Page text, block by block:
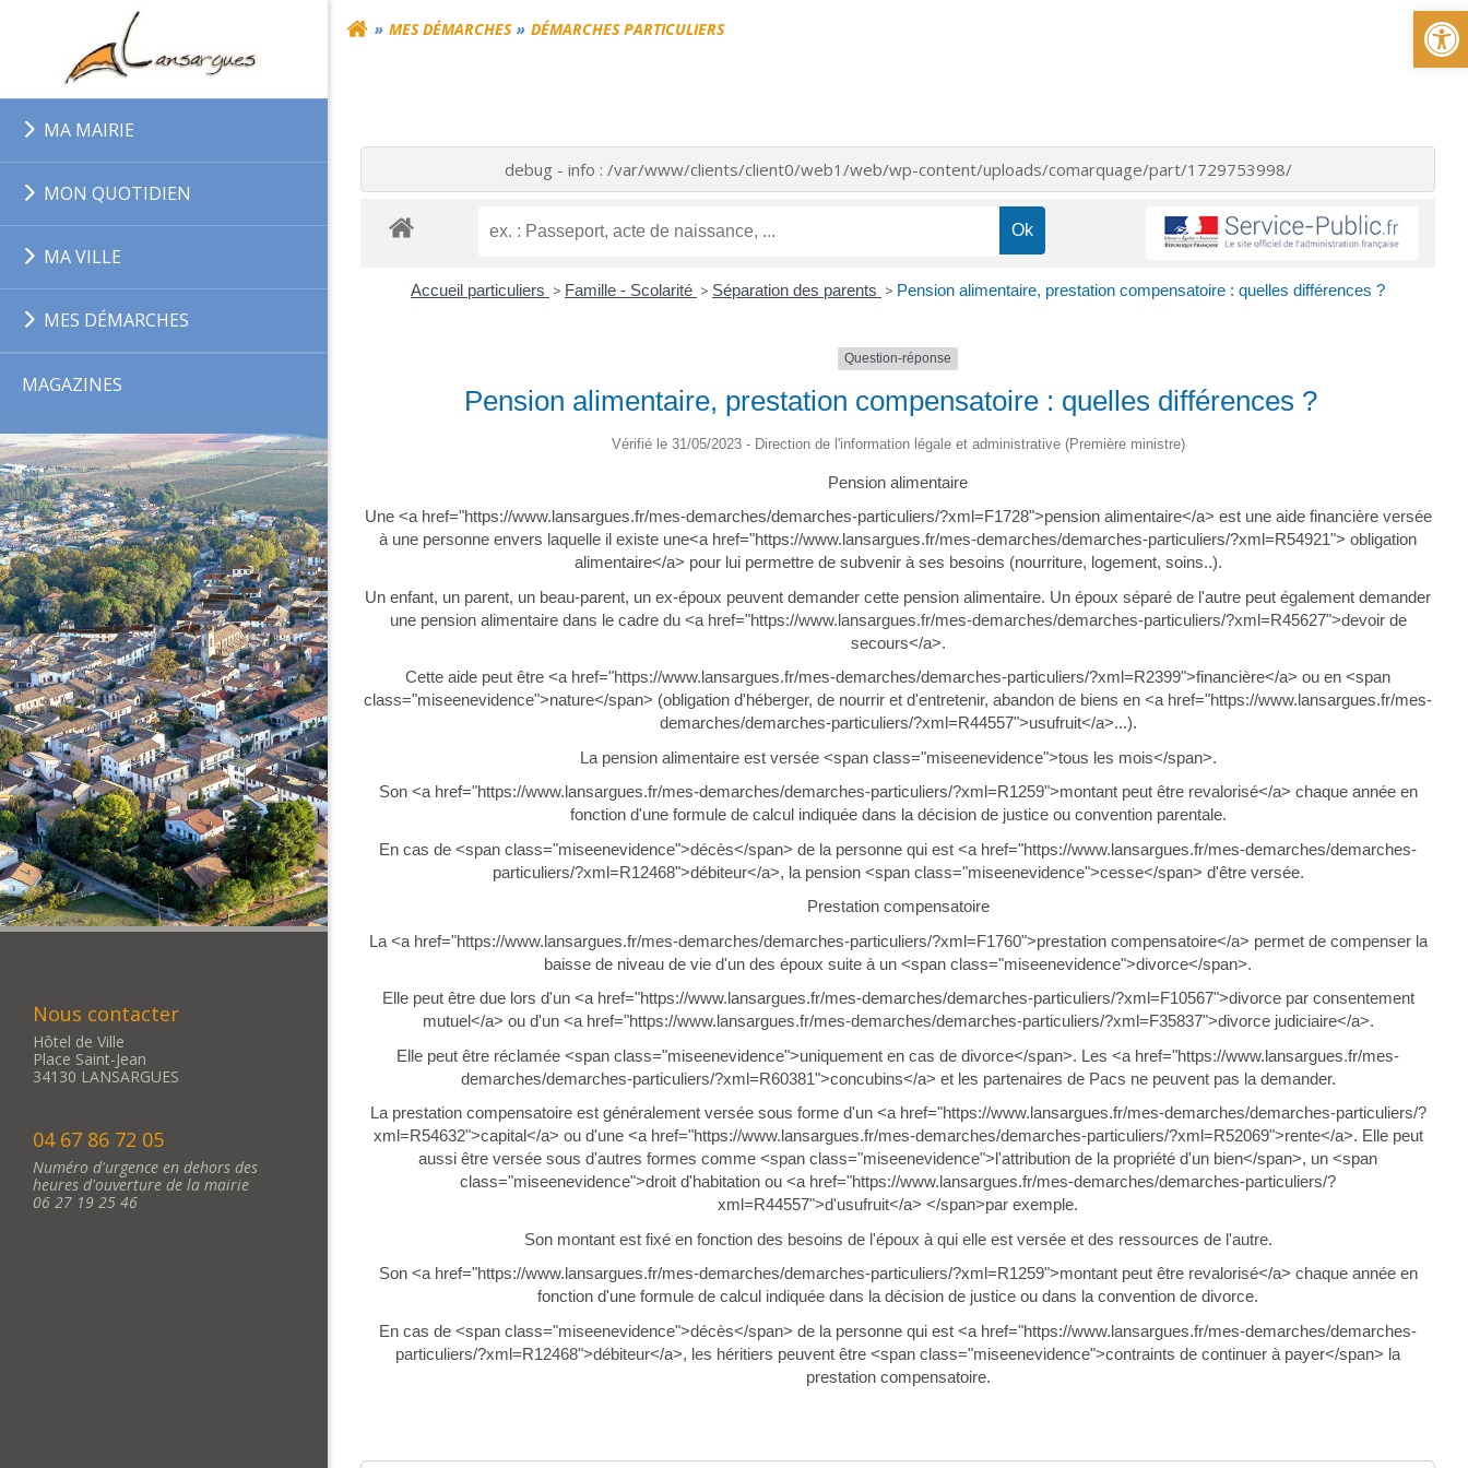
MA MAIRIE
MON QUOTIDIEN
MA VILLE
MES DÉMARCHES
MAGAZINES
Nous contacter
Hôtel de Ville
Place Saint-Jean
34130 LANSARGUES
04 67 86 72 05
Numéro d'urgence en dehors des
heures d'ouverture de la mairie
06 27 19 25 46
MES DÉMARCHES DÉMARCHES PARTICULIERS
debug - info : /var/www/clients/client0/web1/web/wp-content/uploads/comarquage/part/1729753998/
Accueil particuliers > Famille - Scolarité > Séparation des parents > Pension alimentaire, prestation compensatoire : quelles différences ?
Question-réponse
Pension alimentaire, prestation compensatoire : quelles différences ?
Vérifié le 31/05/2023 - Direction de l'information légale et administrative (Première ministre)
Pension alimentaire
Une <a href="https://www.lansargues.fr/mes-demarches/demarches-particuliers/?xml=F1728">pension alimentaire</a> est une aide financière versée
à une personne envers laquelle il existe une<a href="https://www.lansargues.fr/mes-demarches/demarches-particuliers/?xml=R54921"> obligation
alimentaire</a> pour lui permettre de subvenir à ses besoins (nourriture, logement, soins..).
Un enfant, un parent, un beau-parent, un ex-époux peuvent demander cette pension alimentaire. Un époux séparé de l'autre peut également demander
une pension alimentaire dans le cadre du <a href="https://www.lansargues.fr/mes-demarches/demarches-particuliers/?xml=R45627">devoir de
secours</a>.
Cette aide peut être <a href="https://www.lansargues.fr/mes-demarches/demarches-particuliers/?xml=R2399">financière</a> ou en <span
class="miseenevidence">nature</span> (obligation d'héberger, de nourrir et d'entretenir, abandon de biens en <a href="https://www.lansargues.fr/mes-
demarches/demarches-particuliers/?xml=R44557">usufruit</a>...).
La pension alimentaire est versée <span class="miseenevidence">tous les mois</span>.
Son <a href="https://www.lansargues.fr/mes-demarches/demarches-particuliers/?xml=R1259">montant peut être revalorisé</a> chaque année en
fonction d'une formule de calcul indiquée dans la décision de justice ou convention parentale.
En cas de <span class="miseenevidence">décès</span> de la personne qui est <a href="https://www.lansargues.fr/mes-demarches/demarches-
particuliers/?xml=R12468">débiteur</a>, la pension <span class="miseenevidence">cesse</span> d'être versée.
Prestation compensatoire
La <a href="https://www.lansargues.fr/mes-demarches/demarches-particuliers/?xml=F1760">prestation compensatoire</a> permet de compenser la
baisse de niveau de vie d'un des époux suite à un <span class="miseenevidence">divorce</span>.
Elle peut être due lors d'un <a href="https://www.lansargues.fr/mes-demarches/demarches-particuliers/?xml=F10567">divorce par consentement
mutuel</a> ou d'un <a href="https://www.lansargues.fr/mes-demarches/demarches-particuliers/?xml=F35837">divorce judiciaire</a>.
Elle peut être réclamée <span class="miseenevidence">uniquement en cas de divorce</span>. Les <a href="https://www.lansargues.fr/mes-
demarches/demarches-particuliers/?xml=R60381">concubins</a> et les partenaires de Pacs ne peuvent pas la demander.
La prestation compensatoire est généralement versée sous forme d'un <a href="https://www.lansargues.fr/mes-demarches/demarches-particuliers/?
xml=R54632">capital</a> ou d'une <a href="https://www.lansargues.fr/mes-demarches/demarches-particuliers/?xml=R52069">rente</a>. Elle peut
aussi être versée sous d'autres formes comme <span class="miseenevidence">l'attribution de la propriété d'un bien</span>, un <span
class="miseenevidence">droit d'habitation ou <a href="https://www.lansargues.fr/mes-demarches/demarches-particuliers/?
xml=R44557">d'usufruit</a> </span>par exemple.
Son montant est fixé en fonction des besoins de l'époux à qui elle est versée et des ressources de l'autre.
Son <a href="https://www.lansargues.fr/mes-demarches/demarches-particuliers/?xml=R1259">montant peut être revalorisé</a> chaque année en
fonction d'une formule de calcul indiquée dans la décision de justice ou dans la convention de divorce.
En cas de <span class="miseenevidence">décès</span> de la personne qui est <a href="https://www.lansargues.fr/mes-demarches/demarches-
particuliers/?xml=R12468">débiteur</a>, les héritiers peuvent être <span class="miseenevidence">contraints de continuer à payer</span> la
prestation compensatoire.